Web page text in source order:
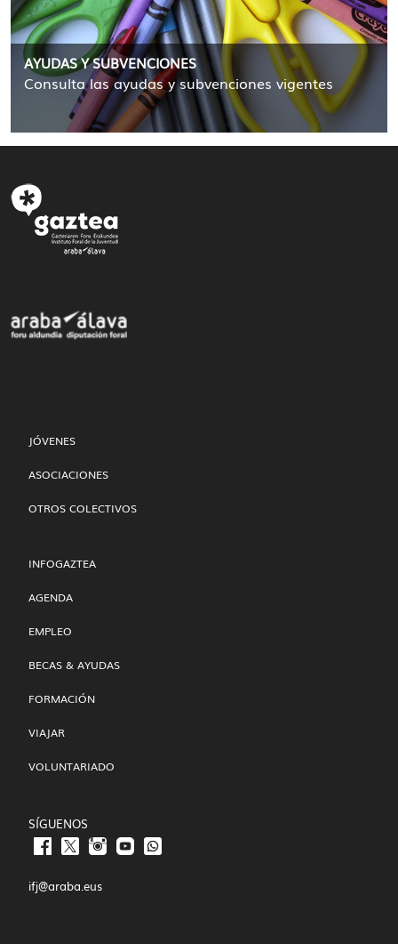
AYUDAS Y SUBVENCIONES
Consulta las ayudas y subvenciones vigentes
JÓVENES
ASOCIACIONES
OTROS COLECTIVOS
INFOGAZTEA
AGENDA
EMPLEO
BECAS & AYUDAS
FORMACIÓN
VIAJAR
VOLUNTARIADO
SÍGUENOS
ifj@araba.eus